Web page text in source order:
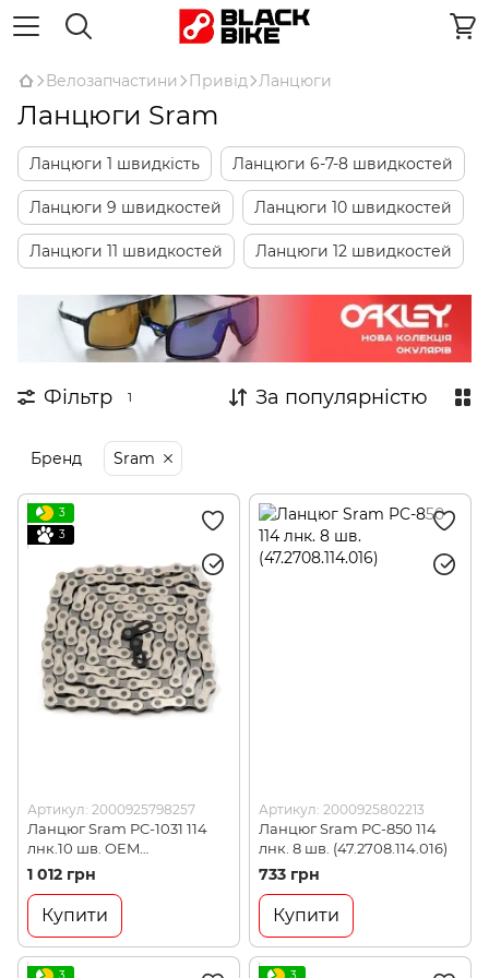
Велозапчастини Привід Ланцюги
Ланцюги Sram
Ланцюги 1 швидкість Ланцюги 6-7-8 швидкостей
Ланцюги 9 швидкостей Ланцюги 10 швидкостей
Ланцюги 11 швидкостей Ланцюги 12 швидкостей
Фільтр 1 За популярністю
Бренд Sram
3
3
Артикул: 2000925798257
Ланцюг Sram PC-1031 114
лнк.10 шв. OEM
(92.2711.114.116)
1 012 грн
Купити
Артикул: 2000925802213
Ланцюг Sram PC-850 114
лнк. 8 шв. (47.2708.114.016)
733 грн
Купити